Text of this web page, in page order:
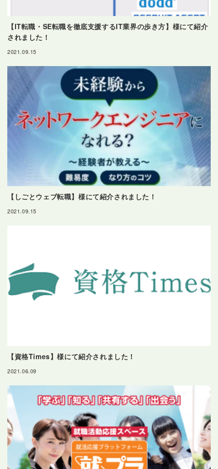
【IT転職・SE転職を徹底支援するIT業界の歩き方】様にて紹介
されました！
2021.09.15
【しごとウェブ転職】様にて紹介されました！
2021.09.15
【資格Times】様にて紹介されました！
2021.06.09